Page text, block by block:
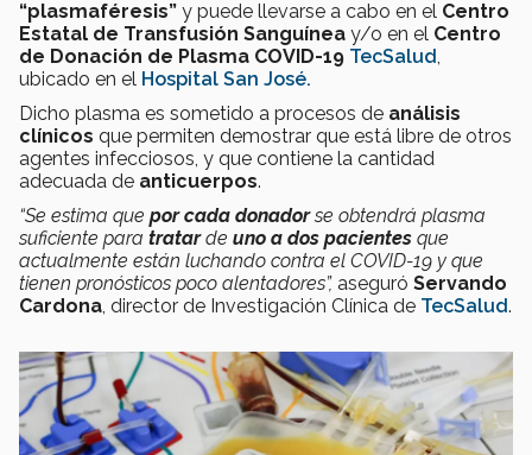
“plasmaféresis” y puede llevarse a cabo en el Centro
Estatal de Transfusión Sanguínea y/o en el Centro
de Donación de Plasma COVID-19 TecSalud,
ubicado en el Hospital San José.
Dicho plasma es sometido a procesos de análisis
clínicos que permiten demostrar que está libre de otros
agentes infecciosos, y que contiene la cantidad
adecuada de anticuerpos.
“Se estima que por cada donadorse obtendrá plasma
suficiente para tratarde uno a dos pacientes que
actualmente están luchando contra el COVID-19 y que
tienen pronósticos poco alentadores”, aseguró Servando
Cardona, director de Investigación Clínica de TecSalud.